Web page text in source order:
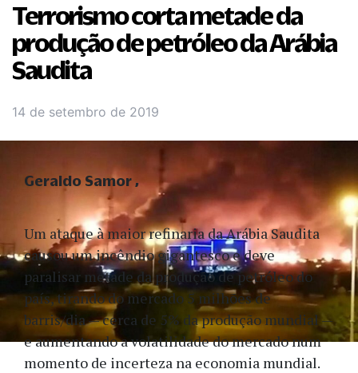
Terrorismo corta metade da
produção de petróleo da Arábia
Saudita
14 de setembro de 2019
Um ataque à maior refinaria da Arábia Saudita
causou um incêndio gigantesco e deve
paralisar metade da produção de petróleo do
país, tirando do mercado 5 milhões de
barris/dia — cerca de 5% da produção mundial —
e aumentando a volatilidade do mercado num
momento de incerteza na economia mundial.
Geraldo Samor